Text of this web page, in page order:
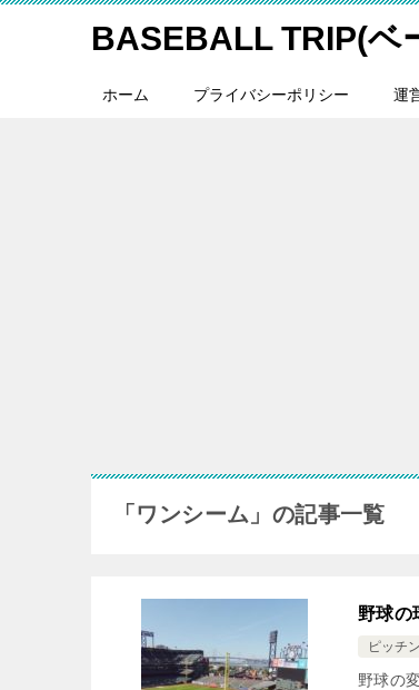
BASEBALL TRIP(ベ
ホーム プライバシーポリシー 運
「ワンシーム」の記事一覧
野球の
ピッチ
野球の